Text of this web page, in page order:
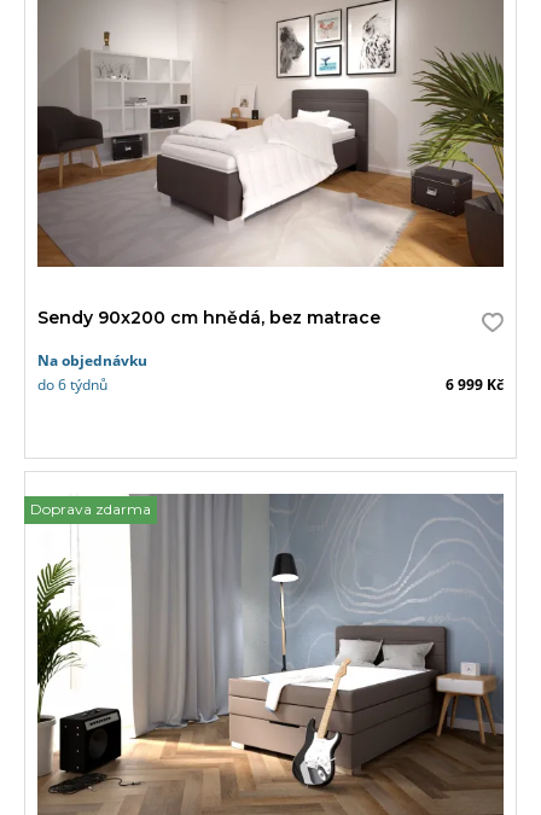
Sendy 90x200 cm hnědá, bez matrace
Na objednávku
do 6 týdnů
6 999 Kč
Doprava zdarma